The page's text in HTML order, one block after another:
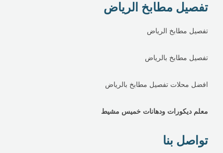
تفصيل مطابخ الرياض
تفصيل مطابخ الرياض
تفصيل مطابخ بالرياض
افضل محلات تفصيل مطابخ بالرياض
معلم ديكورات ودهانات خميس مشيط
تواصل بنا